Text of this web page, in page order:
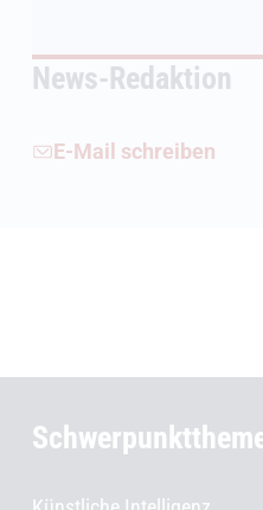
News-Redaktion
E-Mail schreiben